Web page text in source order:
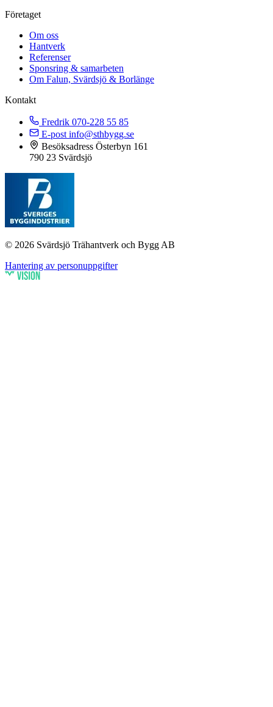
Företaget
Om oss
Hantverk
Referenser
Sponsring & samarbeten
Om Falun, Svärdsjö & Borlänge
Kontakt
Fredrik 070-228 55 85
E-post info@sthbygg.se
Besöksadress Österbyn 161
790 23 Svärdsjö
© 2026 Svärdsjö Trähantverk och Bygg AB
Hantering av personuppgifter